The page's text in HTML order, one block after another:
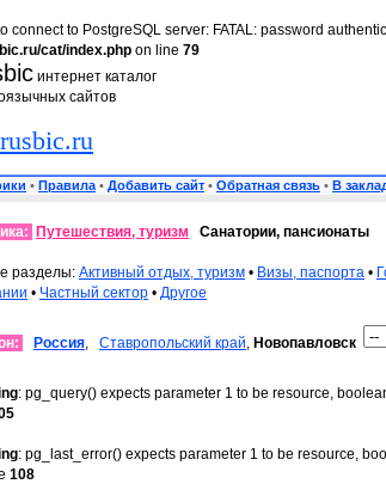
connect to PostgreSQL server: FATAL: password
cat/index.php on line 79
интернет каталог
сайтов
• Правила • Добавить сайт • Обратная связь • В
Путешествия, туризм Санатории, пансионаты
разделы: Активный отдых, туризм • Визы, паспорта •
• Частный сектор • Другое
Россия, Ставропольский край, Новопавловск
: pg_query() expects parameter 1 to be resource,
: pg_last_error() expects parameter 1 to be resource,
108